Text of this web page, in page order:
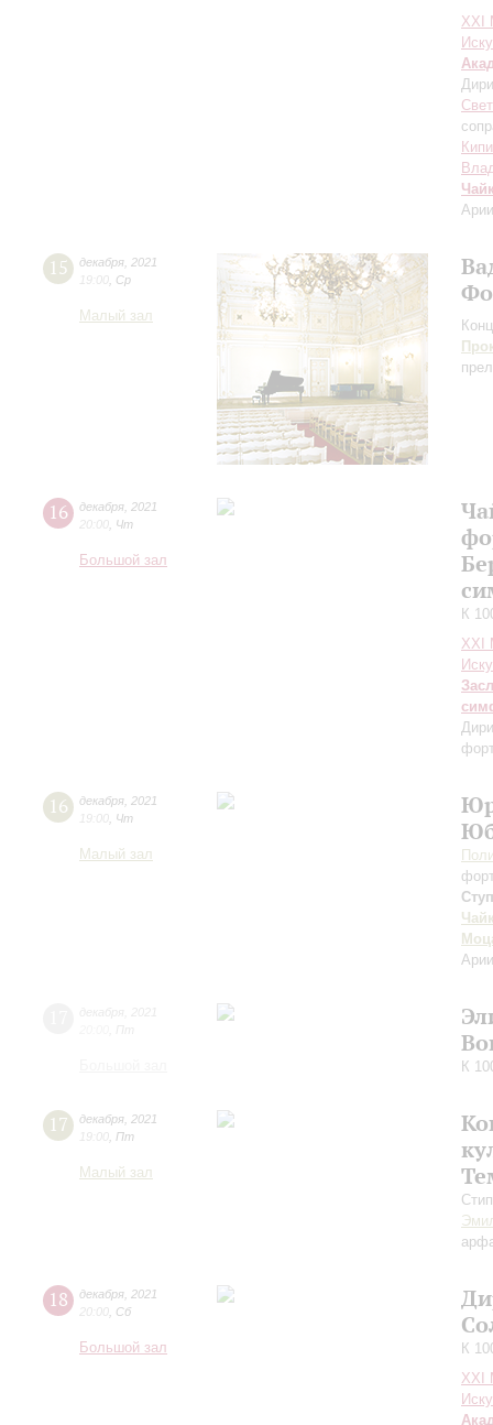
XXI
15 декабря 2021
19:00 Ср
Малый зал
16 декабря 2021
20:00 Чт
Большой зал
К
XXI
16 декабря 2021
19:00 Чт
Малый зал
К
17 декабря 2021
19:00 Пт
Малый зал
18 декабря 2021
20:00 Сб
Большой зал
К
XXI